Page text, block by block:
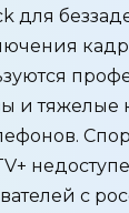
для
и тяжелые
с